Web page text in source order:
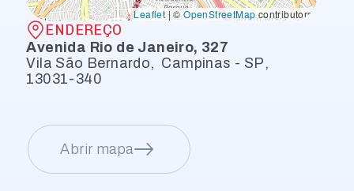
Leaflet |©OpenStreetMapcontributors
ENDEREÇO
Avenida Rio de Janeiro, 327
Vila São Bernardo, Campinas - SP ,
13031-340
Abrir mapa